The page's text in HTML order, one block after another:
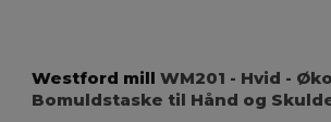
Westford mill WM201 - Hvid -
Bomuldstaske til Hånd og